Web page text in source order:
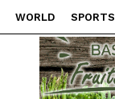
WORLD SPORTS